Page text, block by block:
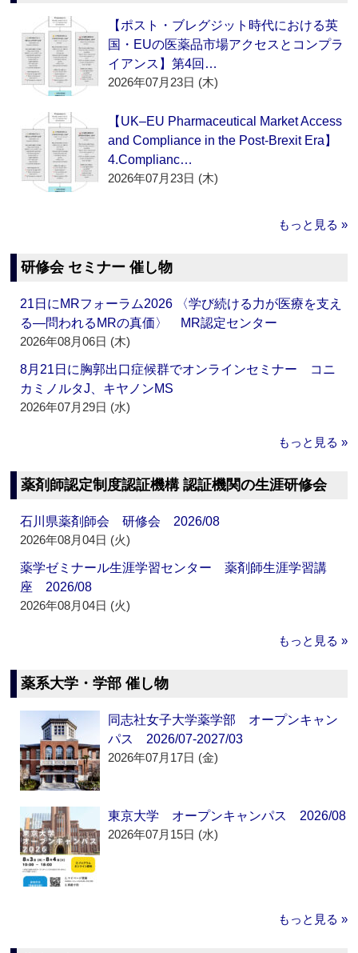
【ポスト・ブレグジット時代における英
国・EUの医薬品市場アクセスとコンプラ
イアンス】第4回…
2026年07月23日 (木)
【UK–EU Pharmaceutical Market Access
and Compliance in the Post-Brexit Era】
4.Complianc…
2026年07月23日 (木)
もっと見る »
研修会 セミナー 催し物
21日にMRフォーラム2026 〈学び続ける力が医療を支え
る―問われるMRの真価〉 MR認定センター
2026年08月06日 (木)
8月21日に胸郭出口症候群でオンラインセミナー コニ
カミノルタJ、キヤノンMS
2026年07月29日 (水)
もっと見る »
薬剤師認定制度認証機構 認証機関の生涯研修会
石川県薬剤師会 研修会 2026/08
2026年08月04日 (火)
薬学ゼミナール生涯学習センター 薬剤師生涯学習講
座 2026/08
2026年08月04日 (火)
もっと見る »
薬系大学・学部 催し物
同志社女子大学薬学部 オープンキャン
パス 2026/07-2027/03
2026年07月17日 (金)
東京大学 オープンキャンパス 2026/08
2026年07月15日 (水)
もっと見る »